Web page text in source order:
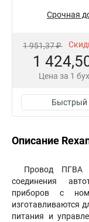
Срочная
1 951,37 ₽
1
Цена за 1
Быстрый
Описание
Провод ПГВА
соединения
приборов с
изготавливаются
питания и